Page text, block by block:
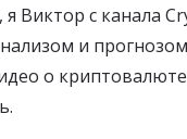
Виктор с канала
и
о